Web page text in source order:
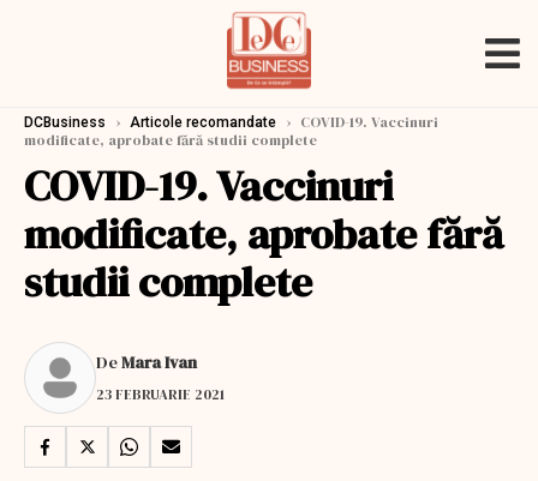
DCBusiness › Articole recomandate › COVID-19. Vaccinuri
modificate, aprobate fără studii complete
COVID-19. Vaccinuri
modificate, aprobate fără
studii complete
DeMara Ivan
23 FEBRUARIE 2021